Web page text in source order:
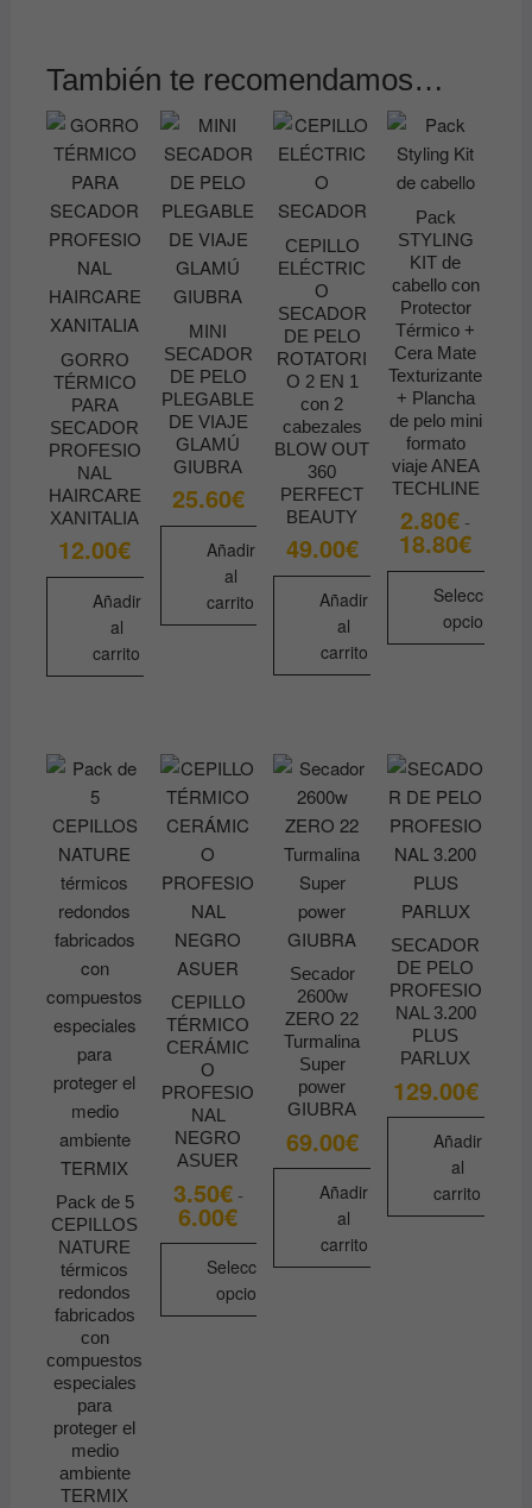
También te recomendamos…
GORRO
TÉRMICO
PARA
SECADOR
PROFESIO
NAL
HAIRCARE
XANITALIA
12.00€
Añadir
al
carrito
MINI
SECADOR
DE PELO
PLEGABLE
DE VIAJE
GLAMÚ
GIUBRA
25.60€
Añadir
al
carrito
CEPILLO
ELÉCTRIC
O
SECADOR
DE PELO
ROTATORI
O 2 EN 1
con 2
cabezales
BLOW OUT
360
PERFECT
BEAUTY
49.00€
Añadir
al
carrito
Pack
STYLING
KIT de
cabello con
Protector
Térmico +
Cera Mate
Texturizante
+ Plancha
de pelo mini
formato
viaje ANEA
TECHLINE
2.80€ -
18.80€Rango
de
precios:
desde
2.80€
hasta
18.80€
Seleccionar
opciones
variantes.
Las
opciones
se
pueden
elegir
en
la
página
de
producto
Pack de 5
CEPILLOS
NATURE
térmicos
redondos
fabricados
con
compuestos
especiales
para
proteger el
medio
ambiente
TERMIX
CEPILLO
TÉRMICO
CERÁMIC
O
PROFESIO
NAL
NEGRO
ASUER
3.50€ -
6.00€Rango
de
precios:
desde
3.50€
hasta
6.00€
Seleccionar
opciones
Secador
2600w
ZERO 22
Turmalina
Super
power
GIUBRA
69.00€
Añadir
al
carrito
SECADOR
DE PELO
PROFESIO
NAL 3.200
PLUS
PARLUX
129.00€
Añadir
al
carrito